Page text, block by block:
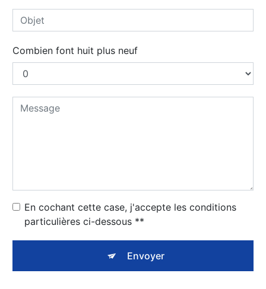
Combien font huit plus neuf
En cochant cette case, j'accepte les conditions
particulières ci-dessous **
Envoyer